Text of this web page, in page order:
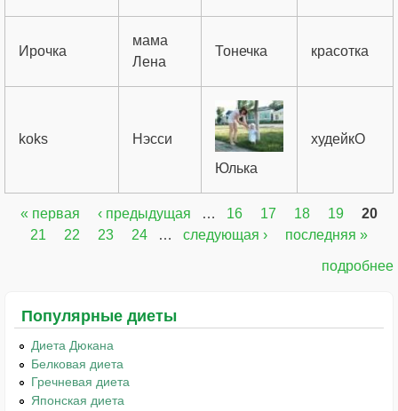
Ирочка
мама
Лена
Тонечка красотка
koks
Нэсси
Юлька
худейкО
Страницы
« первая ‹ предыдущая … 16 17 18 19
20
21
22 23 24 … следующая › последняя »
подробнее
Популярные диеты
Диета Дюкана
Белковая диета
Гречневая диета
Японская диета